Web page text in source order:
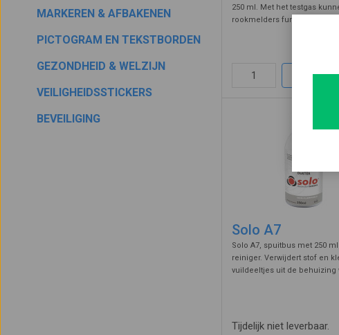
MARKEREN & AFBAKENEN
PICTOGRAM EN TEKSTBORDEN
GEZONDHEID & WELZIJN
VEILIGHEIDSSTICKERS
BEVEILIGING
250 ml. Met het testgas
rookmelders functioneel
spuiten gaat deze in alarm.
van ro ...
Voeg
Solo A7
Solo A7, spuitbus met 250
reiniger. Verwijdert stof en
vuildeeltjes uit de behuizing
CO melders. De
ervoor dat brand detectors
Tijdelijk niet leverbaar.